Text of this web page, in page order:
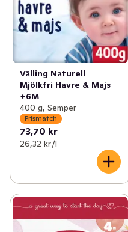
Välling Naturell
Mjölkfri Havre & Majs
+6M
400 g, Semper
Prismatch
73,70 kr
26,32 kr /l